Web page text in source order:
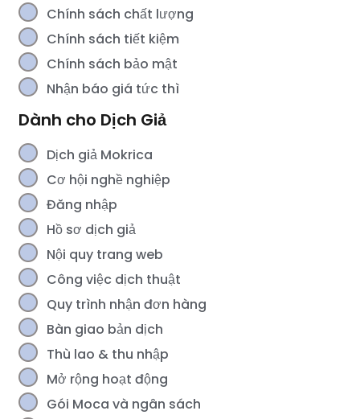
Chính sách chất lượng
Chính sách tiết kiệm
Chính sách bảo mật
Nhận báo giá tức thì
Dành cho Dịch Giả
Dịch giả Mokrica
Cơ hội nghề nghiệp
Đăng nhập
Hồ sơ dịch giả
Nội quy trang web
Công việc dịch thuật
Quy trình nhận đơn hàng
Bàn giao bản dịch
Thù lao & thu nhập
Mở rộng hoạt động
Gói Moca và ngân sách